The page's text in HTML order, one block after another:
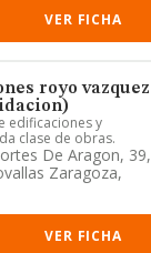
VER FICHA
royo vazquez
edificaciones y
clase de obras.
De Aragon, 39,
Zaragoza,
VER FICHA